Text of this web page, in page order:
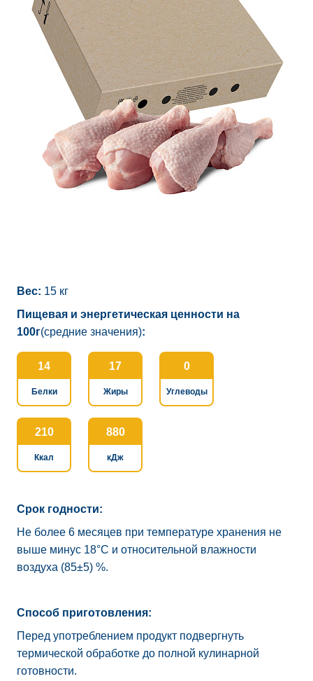
Вес: 15 кг
Пищевая и энергетическая ценности на
100г(средние значения):
14
Белки
17
Жиры
0
Углеводы
210
Ккал
880
кДж
Срок годности:
Не более 6 месяцев при температуре хранения не
выше минус 18°C и относительной влажности
воздуха (85±5) %.
Способ приготовления:
Перед употреблением продукт подвергнуть
термической обработке до полной кулинарной
готовности.